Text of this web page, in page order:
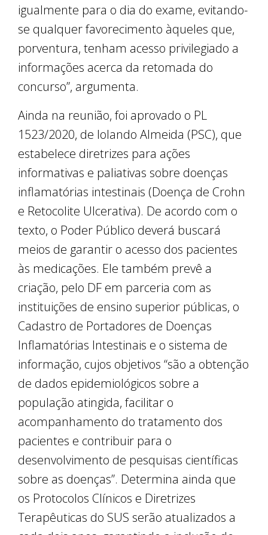
igualmente para o dia do exame, evitando-
se qualquer favorecimento àqueles que,
porventura, tenham acesso privilegiado a
informações acerca da retomada do
concurso”, argumenta.
Ainda na reunião, foi aprovado o PL
1523/2020, de Iolando Almeida (PSC), que
estabelece diretrizes para ações
informativas e paliativas sobre doenças
inflamatórias intestinais (Doença de Crohn
e Retocolite Ulcerativa). De acordo com o
texto, o Poder Público deverá buscará
meios de garantir o acesso dos pacientes
às medicações. Ele também prevê a
criação, pelo DF em parceria com as
instituições de ensino superior públicas, o
Cadastro de Portadores de Doenças
Inflamatórias Intestinais e o sistema de
informação, cujos objetivos “são a obtenção
de dados epidemiológicos sobre a
população atingida, facilitar o
acompanhamento do tratamento dos
pacientes e contribuir para o
desenvolvimento de pesquisas científicas
sobre as doenças”. Determina ainda que
os Protocolos Clínicos e Diretrizes
Terapêuticas do SUS serão atualizados a